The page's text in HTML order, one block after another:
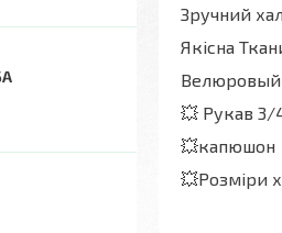
Зручний
Якісна
Велюровый
💥 Рукав 3/
💥капюшон
💥Розміри